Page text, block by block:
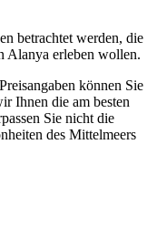
betrachtet werden, die
Alanya erleben wollen.
können Sie
Ihnen die am besten
Sie nicht die
des Mittelmeers